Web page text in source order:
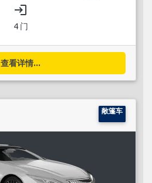
login
4 门
查看详情...
敞篷车